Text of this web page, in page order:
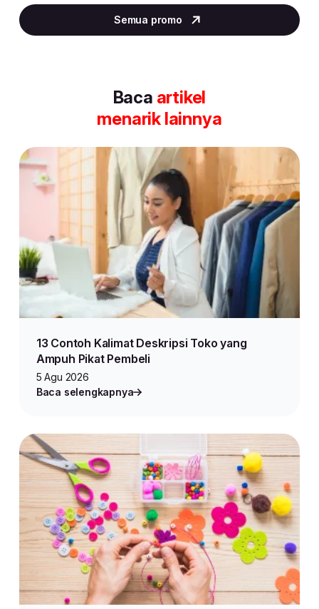
5
of
Semua promo
Baca artikel
menarik lainnya
13 Contoh Kalimat Deskripsi Toko yang
Ampuh Pikat Pembeli
5 Agu 2026
Baca selengkapnya